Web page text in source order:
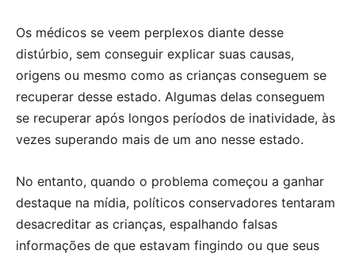
Os médicos se veem perplexos diante desse
distúrbio, sem conseguir explicar suas causas,
origens ou mesmo como as crianças conseguem se
recuperar desse estado. Algumas delas conseguem
se recuperar após longos períodos de inatividade, às
vezes superando mais de um ano nesse estado.
No entanto, quando o problema começou a ganhar
destaque na mídia, políticos conservadores tentaram
desacreditar as crianças, espalhando falsas
informações de que estavam fingindo ou que seus